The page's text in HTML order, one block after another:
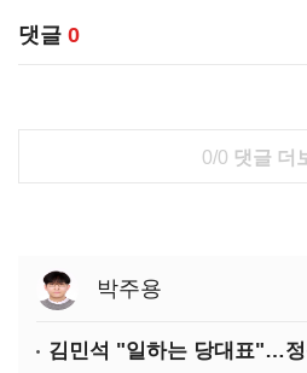
댓글 0
0/0 댓글 더
박주용